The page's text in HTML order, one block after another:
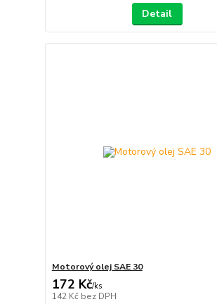
Detail
Motorový olej SAE 30
172 Kč/ks
142 Kč bez DPH